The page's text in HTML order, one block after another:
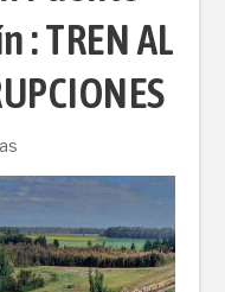
: TREN AL